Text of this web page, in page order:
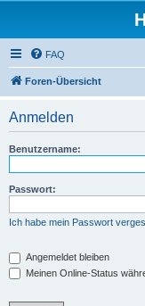
FAQ
Foren-Übersicht
Anmelden
Benutzername:
Passwort:
Ich habe mein Passwort
Angemeldet bleiben
Meinen Online-Status